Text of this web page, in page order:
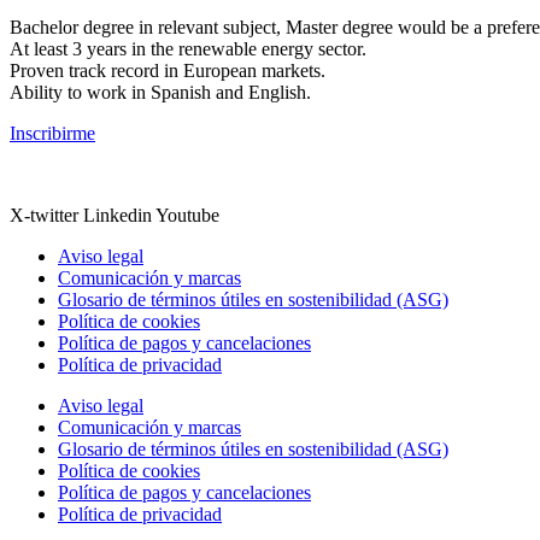
Bachelor degree in relevant subject, Master degree would be a
At least 3 years in the renewable energy sector.
Proven track record in European markets.
Ability to work in Spanish and English.
Inscribirme
X-twitter Linkedin Youtube
Aviso legal
Comunicación y marcas
Glosario de términos útiles en sostenibilidad (ASG)
Política de cookies
Política de pagos y cancelaciones
Política de privacidad
Aviso legal
Comunicación y marcas
Glosario de términos útiles en sostenibilidad (ASG)
Política de cookies
Política de pagos y cancelaciones
Política de privacidad